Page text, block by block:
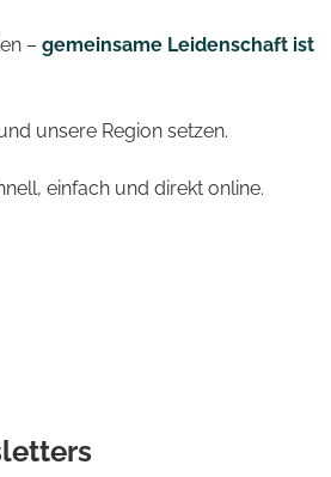
– gemeinsame Leidenschaft ist
unsere Region setzen.
einfach und direkt online.